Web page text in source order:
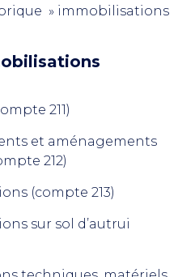
» immobilisations
211)
et aménagements
212)
(compte 213)
sur sol d’autrui